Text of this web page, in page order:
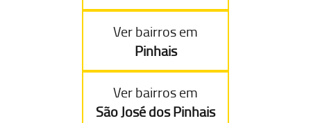
Ver bairros em
Pinhais
Ver bairros em
São José dos Pinhais